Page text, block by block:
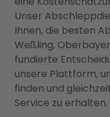
Unser
Ihnen, die besten
Weßling,
fundierte
unsere Plattform,
finden und
Service zu erhalten.